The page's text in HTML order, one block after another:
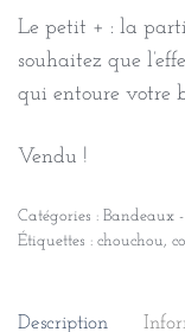
Le petit + : la
souhaitez que
qui entoure votre
Vendu !
Catégories : Bandeaux -
Étiquettes : chouchou,
Description